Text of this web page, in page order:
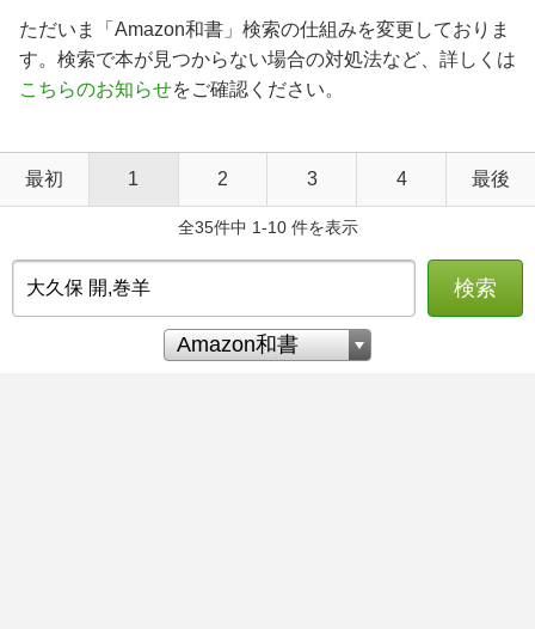
ただいま「Amazon和書」検索の仕組みを変更しておりま
す。検索で本が見つからない場合の対処法など、詳しくは
こちらのお知らせをご確認ください。
最初 1 2 3 4 最後
全35件中 1-10 件を表示
検索